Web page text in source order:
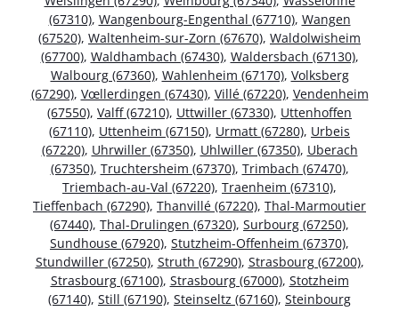
(67310), Wangenbourg-Engenthal (67710), Wangen
(67520), Waltenheim-sur-Zorn (67670), Waldolwisheim
(67700), Waldhambach (67430), Waldersbach (67130),
Walbourg (67360), Wahlenheim (67170), Volksberg
(67290), Vœllerdingen (67430), Villé (67220), Vendenheim
(67550), Valff (67210), Uttwiller (67330), Uttenhoffen
(67110), Uttenheim (67150), Urmatt (67280), Urbeis
(67220), Uhrwiller (67350), Uhlwiller (67350), Uberach
(67350), Truchtersheim (67370), Trimbach (67470),
Triembach-au-Val (67220), Traenheim (67310),
Tieffenbach (67290), Thanvillé (67220), Thal-Marmoutier
(67440), Thal-Drulingen (67320), Surbourg (67250),
Sundhouse (67920), Stutzheim-Offenheim (67370),
Stundwiller (67250), Struth (67290), Strasbourg (67200),
Strasbourg (67100), Strasbourg (67000), Stotzheim
(67140), Still (67190), Steinseltz (67160), Steinbourg